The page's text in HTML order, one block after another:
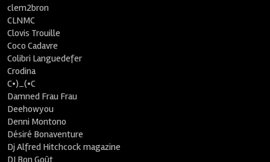
clem2bron
CLNMC
Clovis Trouille
Coco Cadavre
Colibri Languedefer
Crodina
C•)_(•C
Damned Frau Frau
Deehowyou
Denni Montono
Désiré Bonaventure
Dj Alfred Hitchcock magazine
DJ Bon Goût